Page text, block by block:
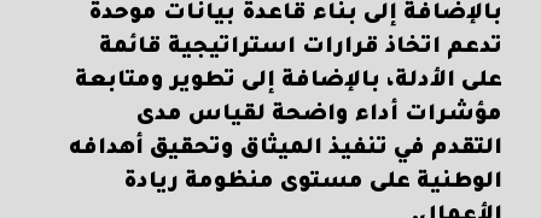
بالإضافة إلى بناء قاعدة بيانات موحدة
تدعم اتخاذ قرارات استراتيجية قائمة
على الأدلة، بالإضافة إلى تطوير ومتابعة
مؤشرات أداء واضحة لقياس مدى
التقدم في تنفيذ الميثاق وتحقيق أهدافه
الوطنية على مستوى منظومة ريادة